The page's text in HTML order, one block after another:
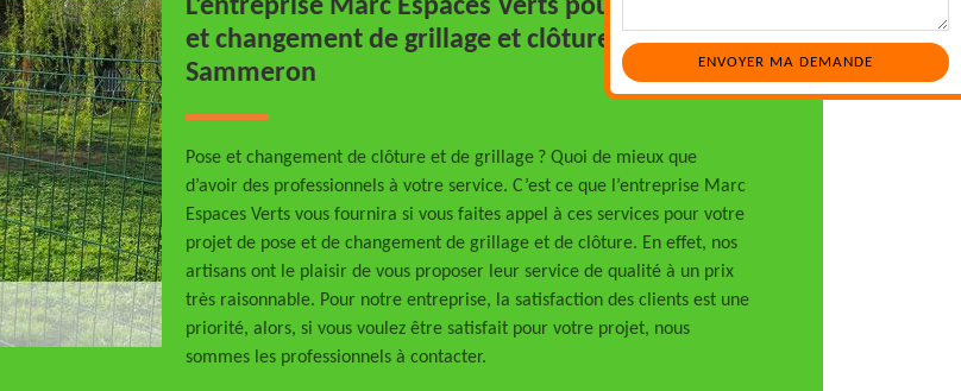
L’entreprise Marc Espaces Verts pour une pose
et changement de grillage et clôture à
Sammeron
Pose et changement de clôture et de grillage ? Quoi de mieux que
d’avoir des professionnels à votre service. C’est ce que l’entreprise Marc
Espaces Verts vous fournira si vous faites appel à ces services pour votre
projet de pose et de changement de grillage et de clôture. En effet, nos
artisans ont le plaisir de vous proposer leur service de qualité à un prix
très raisonnable. Pour notre entreprise, la satisfaction des clients est une
priorité, alors, si vous voulez être satisfait pour votre projet, nous
sommes les professionnels à contacter.